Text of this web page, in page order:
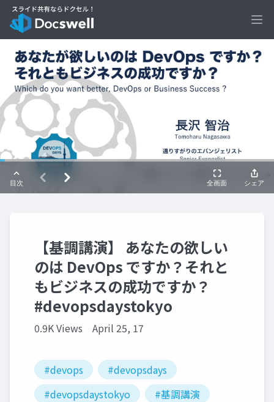
【基調講演】 あなたの欲しい
のは DevOps ですか？それと
もビジネスの成功ですか？
#devopsdaystokyo
0.9K Views April 25, 17
#devops
#devopsdays
#devopsdaystokyo
#基調講演